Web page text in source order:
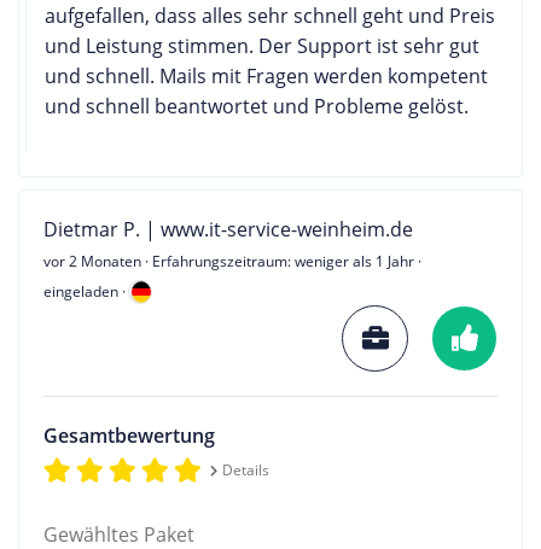
aufgefallen, dass alles sehr schnell geht und Preis
und Leistung stimmen. Der Support ist sehr gut
und schnell. Mails mit Fragen werden kompetent
und schnell beantwortet und Probleme gelöst.
Dietmar P. | www.it-service-weinheim.de
vor 2 Monaten · Erfahrungszeitraum: weniger als 1 Jahr ·
eingeladen ·
Gesamtbewertung
Details
Gewähltes Paket